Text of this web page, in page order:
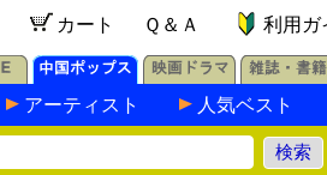
カート Ｑ＆Ａ 利用ガ
アーティスト 人気ベスト